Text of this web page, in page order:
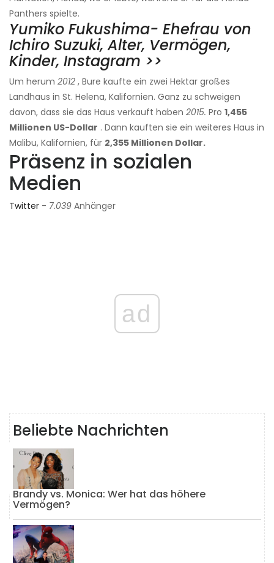
Panthers spielte.
Yumiko Fukushima- Ehefrau von
Ichiro Suzuki, Alter, Vermögen,
Kinder, Instagram >>
Um herum 2012 , Bure kaufte ein zwei Hektar großes
Landhaus in St. Helena, Kalifornien. Ganz zu schweigen
davon, dass sie das Haus verkauft haben 2015. Pro 1,455
Millionen US-Dollar . Dann kauften sie ein weiteres Haus in
Malibu, Kalifornien, für 2,355 Millionen Dollar.
Präsenz in sozialen
Medien
Twitter - 7.039 Anhänger
ad
Beliebte Nachrichten
Brandy vs. Monica: Wer hat das höhere
Vermögen?